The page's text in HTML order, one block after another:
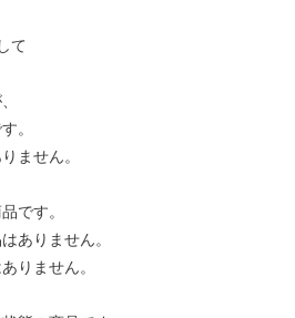
て
。
ません。
です。
りません。
りません。